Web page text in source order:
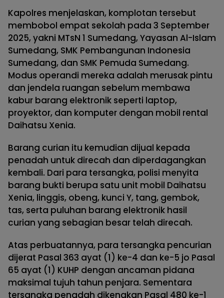
Kapolres menjelaskan, komplotan tersebut
membobol empat sekolah pada 3 September
2025, yakni MTsN 1 Sumedang, Yayasan Al-Islam
Sumedang, SMK Pembangunan Indonesia
Sumedang, dan SMK Pemuda Sumedang.
Modus operandi mereka adalah merusak pintu
dan jendela ruangan sebelum membawa
kabur barang elektronik seperti laptop,
proyektor, dan komputer dengan mobil rental
Daihatsu Xenia.
Barang curian itu kemudian dijual kepada
penadah untuk direcah dan diperdagangkan
kembali. Dari para tersangka, polisi menyita
barang bukti berupa satu unit mobil Daihatsu
Xenia, linggis, obeng, kunci Y, tang, gembok,
tas, serta puluhan barang elektronik hasil
curian yang sebagian besar telah direcah.
Atas perbuatannya, para tersangka pencurian
dijerat Pasal 363 ayat (1) ke-4 dan ke-5 jo Pasal
65 ayat (1) KUHP dengan ancaman pidana
maksimal tujuh tahun penjara. Sementara
tersangka penadah dikenakan Pasal 480 ke-1